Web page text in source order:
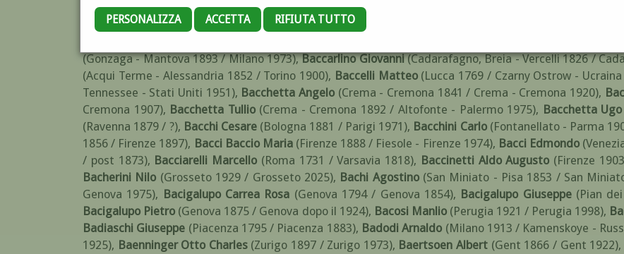
PERSONALIZZA ACCETTA RIFIUTA TUTTO
Babayantz Giorgio (Rostov sul Don - Russia 1905 / Milano 1968)
Siviglia - Spagna 1971)
,Baccalario Angelo (Acqui Terme - Alessandria 1852 / Torino 1900)
(Gonzaga - Mantova 1893 / Milano 1973),Baccarlino Giovanni (Cadarafagno, Breia - Vercelli 1826 /
(Acqui Terme - Alessandria 1852 / Torino 1900), Baccelli Matteo (Lucca 1769 / Czarny Ostrow -
Tennessee - Stati Uniti 1951), Bacchetta Angelo (Crema - Cremona 1841 / Crema - Cremona 1920),
Cremona 1907), Bacchetta Tullio (Crema - Cremona 1892 / Altofonte - Palermo 1975), Bacchetta Ugo
(Ravenna 1879 / ?), Bacchi Cesare (Bologna 1881 / Parigi 1971), Bacchini Carlo (Fontanellato - Parma
1856 / Firenze 1897), Bacci Baccio Maria (Firenze 1888 / Fiesole - Firenze 1974), Bacci Edmondo
/ post 1873), Bacciarelli Marcello (Roma 1731 / Varsavia 1818), Baccinetti Aldo Augusto (Firenze
Bacherini Nilo (Grosseto 1929 / Grosseto 2025), Bachi Agostino (San Miniato - Pisa 1853 / San
Genova 1975), Bacigalupo Carrea Rosa (Genova 1794 / Genova 1854), Bacigalupo Giuseppe (Pian
Bacigalupo Pietro (Genova 1875 / Genova dopo il 1924), Bacosi Manlio (Perugia 1921 / Perugia 1998),
Badiaschi Giuseppe (Piacenza 1795 / Piacenza 1883), Badodi Arnaldo (Milano 1913 / Kamenskoye -
1925), Baenninger Otto Charles (Zurigo 1897 / Zurigo 1973), Baertsoen Albert (Gent 1866 / Gent 1922),